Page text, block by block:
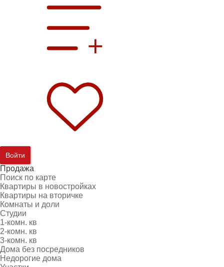
Войти
Продажа
Поиск по карте
Квартиры в новостройках
Квартиры на вторичке
Комнаты и доли
Студии
1-комн. кв
2-комн. кв
3-комн. кв
Дома без посредников
Недорогие дома